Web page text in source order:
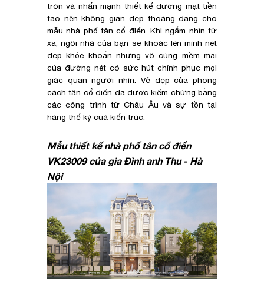
tròn và nhấn mạnh thiết kế đường mặt tiền
tạo nên không gian đẹp thoáng đãng cho
mẫu nhà phố tân cổ điển. Khi ngắm nhìn từ
xa, ngôi nhà của bạn sẽ khoác lên mình nét
đẹp khỏe khoắn nhưng vô cùng mềm mại
của đường nét có sức hút chính phục mọi
giác quan người nhìn. Vẻ đẹp của phong
cách tân cổ điển đã được kiểm chứng bằng
các công trình từ Châu Âu và sự tồn tại
hàng thế kỷ cuả kiến trúc.
Mẫu thiết kế nhà phố tân cổ điển
VK23009 của gia Đình anh Thu - Hà
Nội